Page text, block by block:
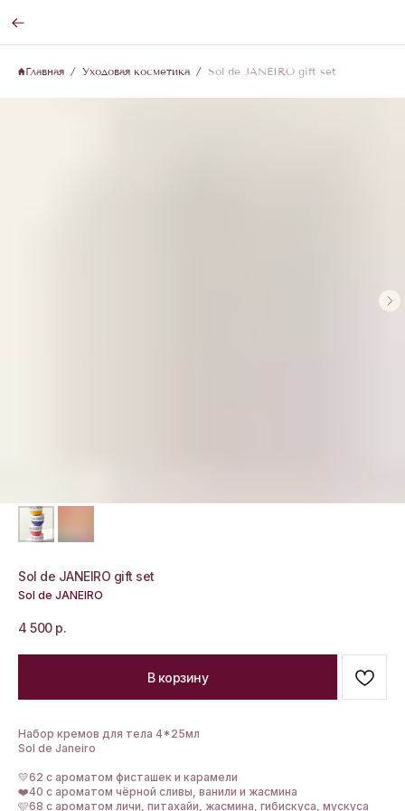
Главная Уходовая косметика Sol de JANEIRO gift set
Sol de JANEIRO gift set
Sol de JANEIRO
4 500 р.
В корзину
Набор кремов для тела 4*25мл
Sol de Janeiro
💛62 с ароматом фисташек и карамели
❤️40 с ароматом чёрной сливы, ванили и жасмина
🩷68 с ароматом личи, питахайи, жасмина, гибискуса, мускуса